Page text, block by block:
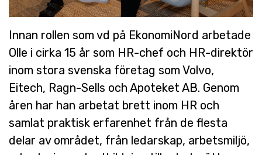
Innan rollen som vd på EkonomiNord arbetade
Olle i cirka 15 år som HR-chef och HR-direktör
inom stora svenska företag som Volvo,
Eitech, Ragn-Sells och Apoteket AB. Genom
åren har han arbetat brett inom HR och
samlat praktisk erfarenhet från de flesta
delar av området, från ledarskap, arbetsmiljö,